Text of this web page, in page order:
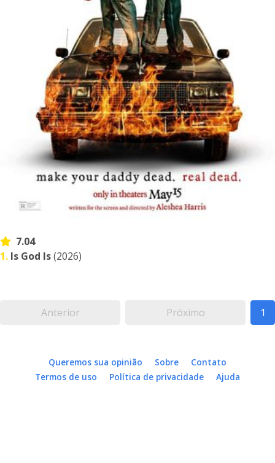
7.04
1. Is God Is(2026)
Anterior Próximo 1
Queremos sua opinião Sobre
Contato
Termos de uso
Política de privacidade Ajuda